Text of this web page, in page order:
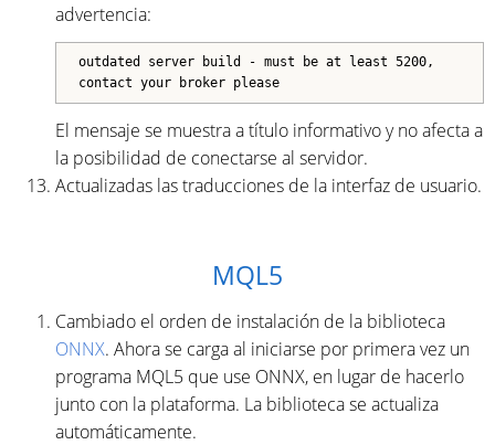
advertencia:
outdated server build - must be at least 5200,
contact your broker please
El mensaje se muestra a título informativo y no afecta a
la posibilidad de conectarse al servidor.
Actualizadas las traducciones de la interfaz de usuario.
MQL5
Cambiado el orden de instalación de la biblioteca
ONNX. Ahora se carga al iniciarse por primera vez un
programa MQL5 que use ONNX, en lugar de hacerlo
junto con la plataforma. La biblioteca se actualiza
automáticamente.